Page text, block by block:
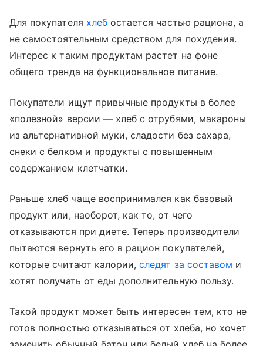
Для покупателя хлебостается частью рациона, а
не самостоятельным средством для похудения.
Интерес к таким продуктам растет на фоне
общего тренда на функциональное питание.
Покупатели ищут привычные продукты в более
«полезной» версии — хлеб с отрубями, макароны
из альтернативной муки, сладости без сахара,
снеки с белком и продукты с повышенным
содержанием клетчатки.
Раньше хлеб чаще воспринимался как базовый
продукт или, наоборот, как то, от чего
отказываются при диете. Теперь производители
пытаются вернуть его в рацион покупателей,
которые считают калории,следят за составом и
хотят получать от еды дополнительную пользу.
Такой продукт может быть интересен тем, кто не
готов полностью отказываться от хлеба, но хочет